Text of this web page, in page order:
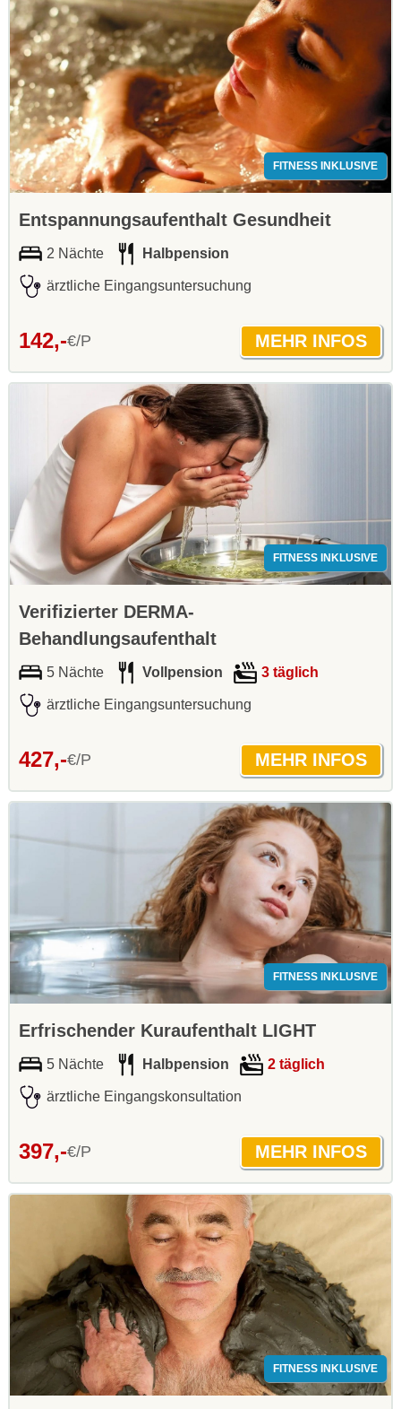
FITNESS INKLUSIVE
Entspannungsaufenthalt Gesundheit
2 Nächte Halbpension
ärztliche Eingangsuntersuchung
142,-€/P
FITNESS INKLUSIVE
Verifizierter DERMA-
Behandlungsaufenthalt
5 Nächte Vollpension 3 täglich
ärztliche Eingangsuntersuchung
427,-€/P
FITNESS INKLUSIVE
Erfrischender Kuraufenthalt LIGHT
5 Nächte Halbpension 2 täglich
ärztliche Eingangskonsultation
397,-€/P
FITNESS INKLUSIVE